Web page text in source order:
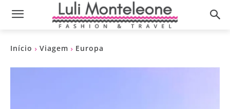
Início Viagem Europa